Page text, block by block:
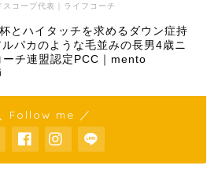
スコープ代表｜ライフコーチ
とハイタッチを求めるダウン症持
パカのような毛並みの長男4歳ニ
ーチ連盟認定PCC｜mento
Follow me ／